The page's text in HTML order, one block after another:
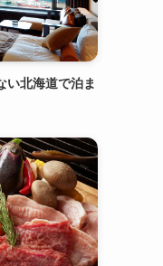
い北海道で泊ま